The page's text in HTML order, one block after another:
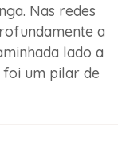
Nas redes
a
lado a
foi um pilar de